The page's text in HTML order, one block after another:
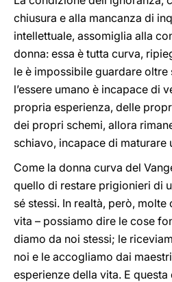
chiusura e alla mancanza di
intellettuale, assomiglia alla
donna: essa è tutta curva,
le è impossibile guardare oltre
l’essere umano è incapace di
propria esperienza, delle
dei propri schemi, allora
schiavo, incapace di
Come la donna curva del
quello di restare prigionieri di
sé stessi. In realtà, però,
vita – possiamo dire le cose
diamo da noi stessi; le
noi e le accogliamo dai
esperienze della vita. E questa